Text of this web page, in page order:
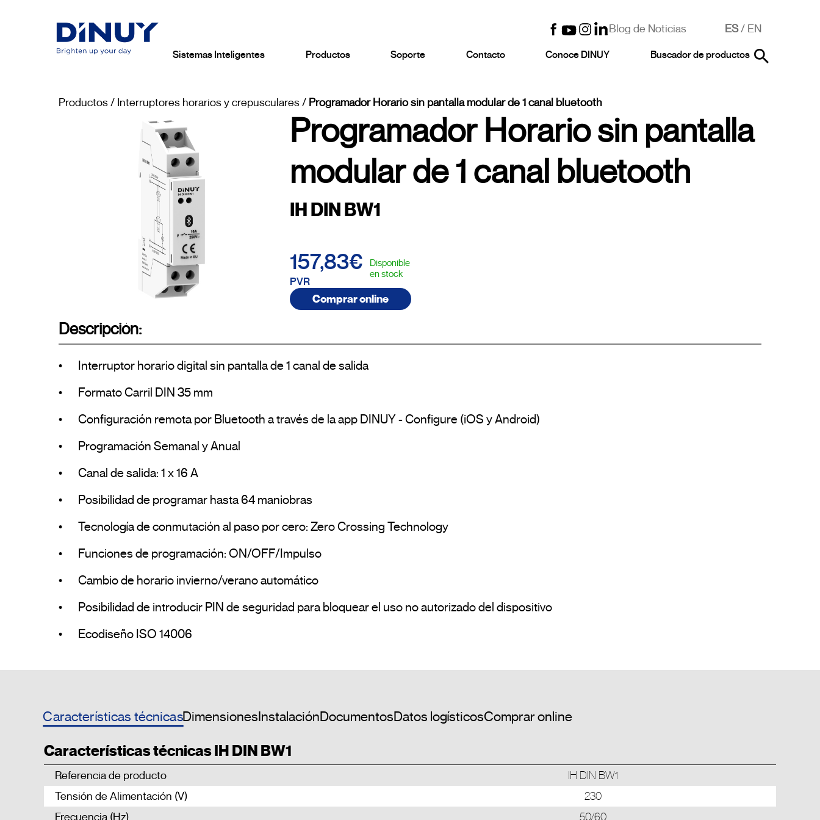
Blog de Noticias ES/ EN
Sistemas Inteligentes Productos Soporte Contacto Conoce DINUY Buscador de productos
Productos/ Interruptores horarios y crepusculares/ Programador Horario sin pantalla modular de 1 canal bluetooth
Programador Horario sin pantalla
modular de 1 canal bluetooth
IH DIN BW1
157,83€
PVR
Disponible
en stock
Comprar online
Descripción:
•	Interruptor horario digital sin pantalla de 1 canal de salida
•	Formato Carril DIN 35 mm
•	Configuración remota por Bluetooth a través de la app DINUY - Configure (iOS y Android)
•	Programación Semanal y Anual
•	Canal de salida: 1 x 16 A
•	Posibilidad de programar hasta 64 maniobras
•	Tecnología de conmutación al paso por cero: Zero Crossing Technology
•	Funciones de programación: ON/OFF/Impulso
•	Cambio de horario invierno/verano automático
•	Posibilidad de introducir PIN de seguridad para bloquear el uso no autorizado del dispositivo
Características técnicasDimensionesInstalaciónDocumentosDatos logísticosComprar online
Características técnicas IH DIN BW1
Referencia de producto
IH DIN BW1
Tensión de Alimentación (V)
230
Frecuencia (Hz)
50/60